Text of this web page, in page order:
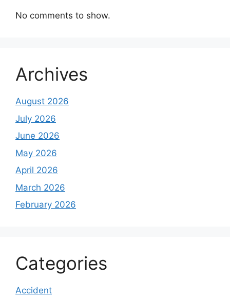
No comments to show.
Archives
August 2026
July 2026
June 2026
May 2026
April 2026
March 2026
February 2026
Categories
Accident